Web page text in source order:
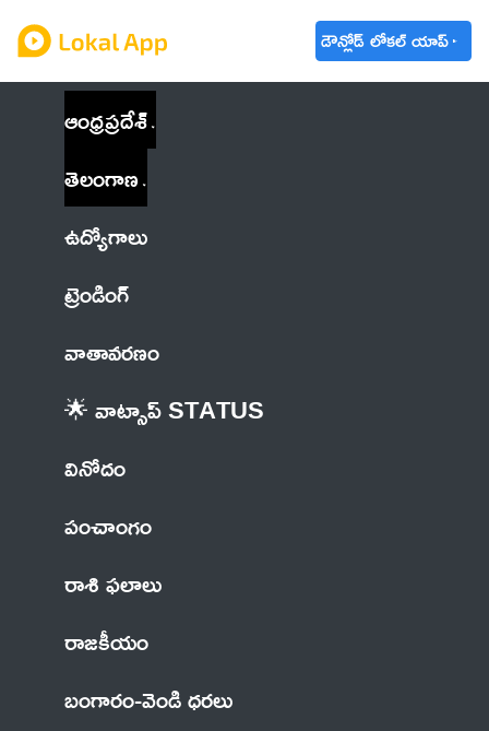
డౌన్లోడ్ లోకల్ యాప్
ఆంధ్రప్రదేశ్
తెలంగాణ
ఉద్యోగాలు
ట్రెండింగ్
వాతావరణం
🌟 వాట్సాప్ STATUS
వినోదం
పంచాంగం
రాశి ఫలాలు
రాజకీయం
బంగారం-వెండి ధరలు